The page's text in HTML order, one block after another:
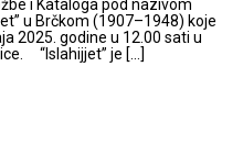
i Kataloga pod nazivom
u Brčkom (1907–1948) koje
2025. godine u 12.00 sati u
“Islahijjet” je […]